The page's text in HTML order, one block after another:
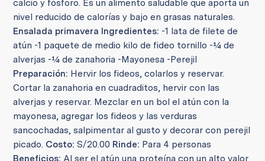
calcio y fósforo. Es un alimento saludable que aporta un
nivel reducido de calorías y bajo en grasas naturales.
Ensalada primavera Ingredientes: -1 lata de filete de
atún -1 paquete de medio kilo de fideo tornillo -¼ de
alverjas -¼ de zanahoria -Mayonesa -Perejil
Preparación: Hervir los fideos, colarlos y reservar.
Cortar la zanahoria en cuadraditos, hervir con las
alverjas y reservar. Mezclar en un bol el atún con la
mayonesa, agregar los fideos y las verduras
sancochadas, salpimentar al gusto y decorar con perejil
picado. Costo: S/20.00 Rinde: Para 4 personas
Beneficios: Al ser el atún una proteína con un alto valor